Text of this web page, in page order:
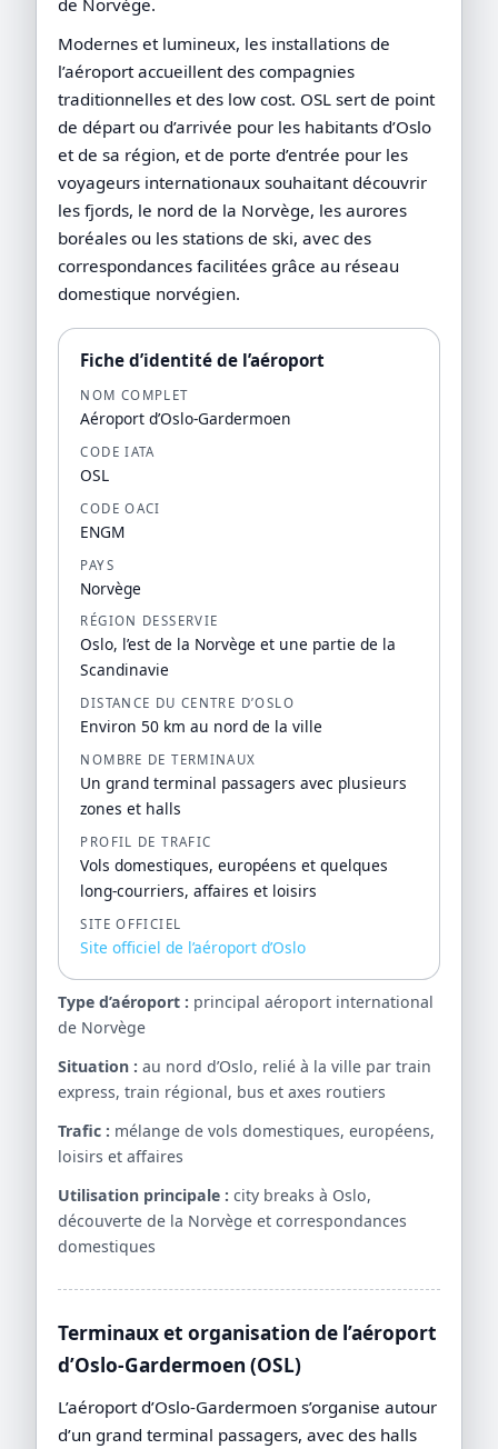
Modernes et lumineux, les installations de
l’aéroport accueillent des compagnies
traditionnelles et des low cost. OSL sert de point
de départ ou d’arrivée pour les habitants d’Oslo
et de sa région, et de porte d’entrée pour les
voyageurs internationaux souhaitant découvrir
les fjords, le nord de la Norvège, les aurores
boréales ou les stations de ski, avec des
correspondances facilitées grâce au réseau
domestique norvégien.
Fiche d’identité de l’aéroport
NOM COMPLET
Aéroport d’Oslo-Gardermoen
CODE IATA
OSL
CODE OACI
ENGM
PAYS
Norvège
RÉGION DESSERVIE
Oslo, l’est de la Norvège et une partie de la
Scandinavie
DISTANCE DU CENTRE D’OSLO
Environ 50 km au nord de la ville
NOMBRE DE TERMINAUX
Un grand terminal passagers avec plusieurs
zones et halls
PROFIL DE TRAFIC
Vols domestiques, européens et quelques
long-courriers, affaires et loisirs
SITE OFFICIEL
Site officiel de l’aéroport d’Oslo
Type d’aéroport : principal aéroport international
de Norvège
Situation : au nord d’Oslo, relié à la ville par train
express, train régional, bus et axes routiers
Trafic : mélange de vols domestiques, européens,
loisirs et affaires
Utilisation principale : city breaks à Oslo,
découverte de la Norvège et correspondances
domestiques
Terminaux et organisation de l’aéroport
d’Oslo-Gardermoen (OSL)
L’aéroport d’Oslo-Gardermoen s’organise autour
d’un grand terminal passagers, avec des halls